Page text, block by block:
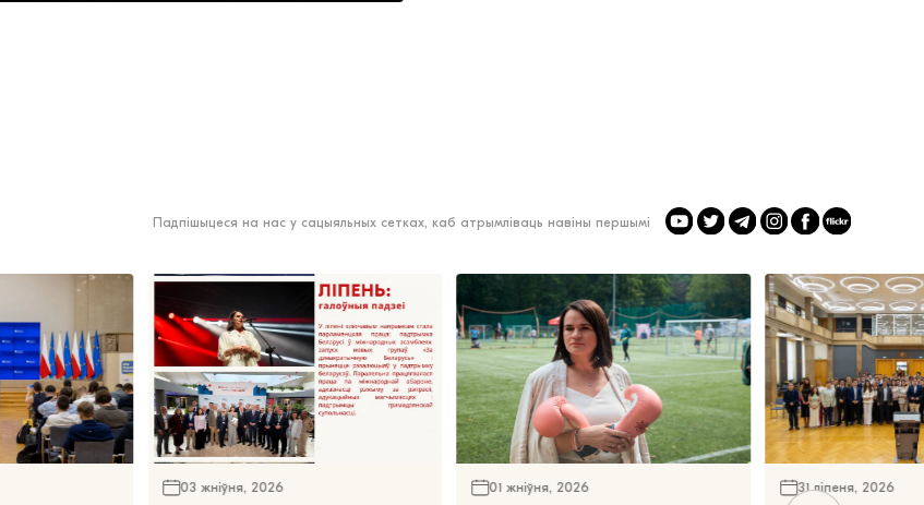
Падпішыцеся на нас у сацыяльных сетках, каб атрымліваць навіны першымі
03 жніўня, 2026 01 жніўня, 2026 31 ліпеня, 2026